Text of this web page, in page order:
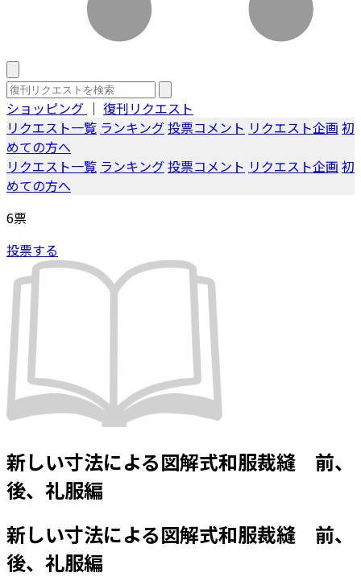
ショッピング ｜ 復刊リクエスト
リクエスト一覧 ランキング投票コメント リクエスト企画 初
めての方へ
リクエスト一覧 ランキング投票コメント リクエスト企画 初
めての方へ
6票
投票する
新しい寸法による図解式和服裁縫 前、
後、礼服編
新しい寸法による図解式和服裁縫 前、
後、礼服編